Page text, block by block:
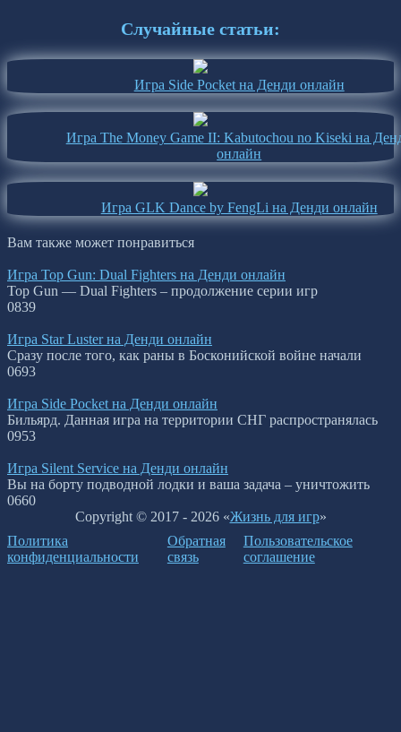
Случайные статьи:
Игра Side Pocket на Денди онлайн
Игра The Money Game II: Kabutochou no Kiseki на
онлайн
Игра GLK Dance by FengLi на Денди онлайн
Вам также может понравиться
Игра Top Gun: Dual Fighters на Денди онлайн
Top Gun — Dual Fighters – продолжение серии игр
0839
Игра Star Luster на Денди онлайн
Сразу после того, как раны в Босконийской войне начали
0693
Игра Side Pocket на Денди онлайн
Бильярд. Данная игра на территории СНГ распространялась
0953
Игра Silent Service на Денди онлайн
Вы на борту подводной лодки и ваша задача – уничтожить
0660
Copyright © 2017 - 2026 «Жизнь для игр»
Политика
конфиденциальности
Обратная
связь
Пользовательское
соглашение